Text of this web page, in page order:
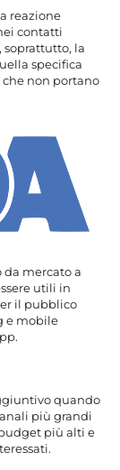
reazione
contatti
soprattutto, la
specifica
non portano
mercato a
utili in
il pubblico
e mobile
quando
più grandi
più alti e